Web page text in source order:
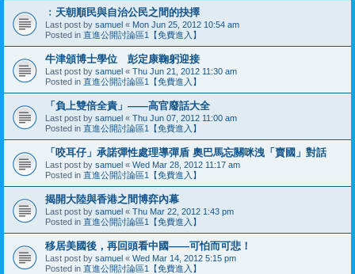
﹕天朝順民與自治公民之間的抉擇
Last post by samuel « Mon Jun 25, 2012 10:54 am
Posted in 直進公開討論區1【免費進入】
牛津頒博士學位 彭定康鞠躬迎接
Last post by samuel « Thu Jun 21, 2012 11:30 am
Posted in 直進公開討論區1【免費進入】
「負上雙倍全責」——高官廢話大全
Last post by samuel « Thu Jun 07, 2012 11:00 am
Posted in 直進公開討論區1【免費進入】
「咬耳仔」承諾彈性處理導彈盾 奧巴馬忘關咪洩「賣國」對話
Last post by samuel « Wed Mar 28, 2012 11:17 am
Posted in 直進公開討論區1【免費進入】
揭開大陸與香港之間博弈內幕
Last post by samuel « Thu Mar 22, 2012 1:43 pm
Posted in 直進公開討論區1【免費進入】
移居美國後，再回頭看中國——可怕而可悲！
Last post by samuel « Wed Mar 14, 2012 5:15 pm
Posted in 直進公開討論區1【免費進入】